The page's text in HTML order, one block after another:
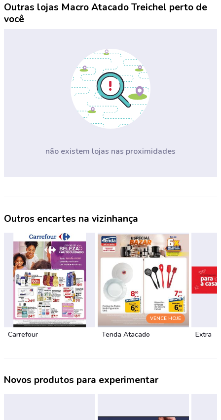
Outras lojas Macro Atacado Treichel perto de
você
não existem lojas nas proximidades
Outros encartes na vizinhança
Carrefour
VENCE HOJE
Tenda Atacado Extra
Novos produtos para experimentar